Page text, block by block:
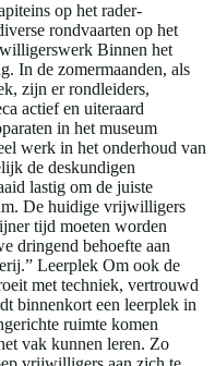
op het rader-
rondvaarten op het
Binnen het
In de zomermaanden, als
zijn er rondleiders,
actief en uiteraard
in het museum
werk in het onderhoud van
de deskundigen
lastig om de juiste
De huidige vrijwilligers
tijd moeten worden
dringend behoefte aan
Leerplek Om ook de
met techniek, vertrouwd
binnenkort een leerplek in
ruimte komen
vak kunnen leren. Zo